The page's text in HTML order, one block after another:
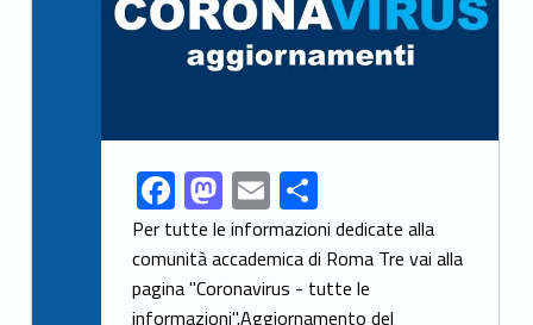
Link identifier share facebook archive #share-link-archive-58813F
ac
e
b
M
as
to
d
E
m
ai
l
C
o
n
di
Per tutte le informazioni dedicate alla
comunità accademica di Roma Tre vai alla
pagina "Coronavirus - tutte le
informazioni".Aggiornamento del